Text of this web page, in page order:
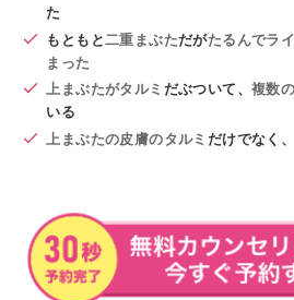
た
もともと二重まぶただがたるんでラ
まった
上まぶたがタルミ だぶついて、複数
いる
上まぶたの皮膚のタルミ だけでなく、